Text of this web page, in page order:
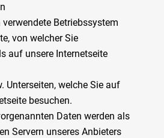
Betriebssystem
von welcher Sie
auf unsere Internetseite
Unterseiten, welche Sie auf
besuchen.
Daten werden als
Servern unseres Anbieters